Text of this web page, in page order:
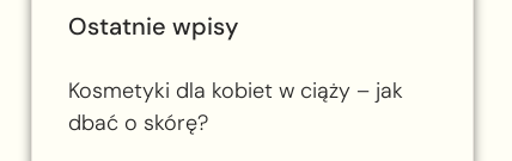
Ostatnie wpisy
Kosmetyki dla kobiet w ciąży – jak
dbać o skórę?